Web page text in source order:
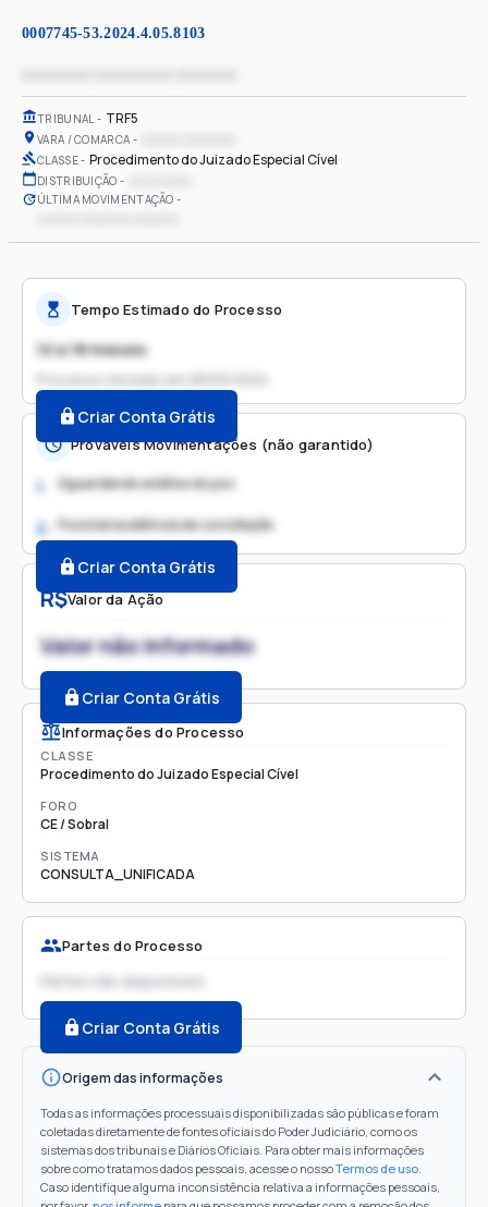
0007745-53.2024.4.05.8103
TRIBUNAL TRF5
VARA / COMARCA
CLASSE Procedimento do Juizado Especial Cível
DISTRIBUIÇÃO
ÚLTIMA MOVIMENTAÇÃO
R$Valor da Ação
Valor não informado
Criar Conta Grátis
Informações do Processo
CLASSE
Procedimento do Juizado Especial Cível
FORO
CE / Sobral
SISTEMA
CONSULTA_UNIFICADA
Partes do Processo
Partes não disponíveis
Criar Conta Grátis
Origem das informações
Todas as informações processuais disponibilizadas são públicas e foram
coletadas diretamente de fontes oficiais do Poder Judiciário, como os
sistemas dos tribunais e Diários Oficiais. Para obter mais informações
sobre como tratamos dados pessoais, acesse o nossoTermos de uso.
Caso identifique alguma inconsistência relativa a informações pessoais,
Tempo Estimado do Processo
12 a 18 meses
Processo iniciado em
Criar Conta Grátis
Prováveis Movimentações (não garantido)
1. Aguardando análise do juiz
2. Possível audiência de conciliação
Criar Conta Grátis